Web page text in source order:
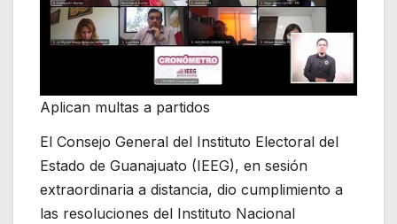
Aplican multas a partidos
El Consejo General del Instituto Electoral del
Estado de Guanajuato (IEEG), en sesión
extraordinaria a distancia, dio cumplimiento a
las resoluciones del Instituto Nacional